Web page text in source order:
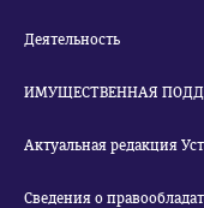
Деятельность
ИМУЩЕСТВЕННАЯ
Актуальная редакция
Сведения о